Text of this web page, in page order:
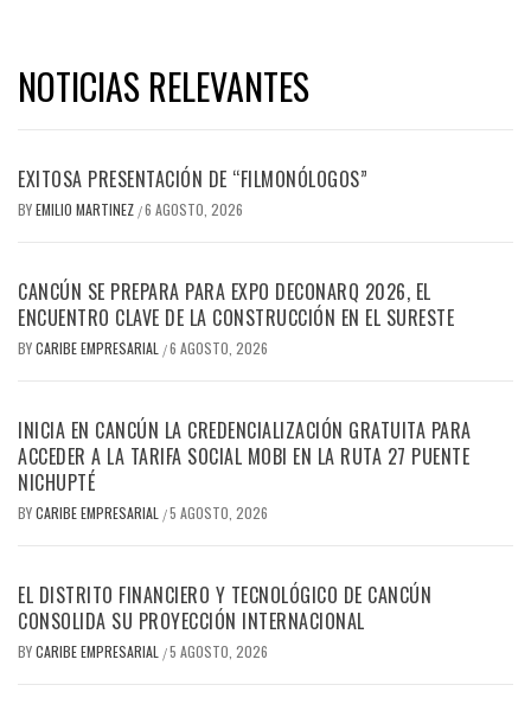
NOTICIAS RELEVANTES
EXITOSA PRESENTACIÓN DE “FILMONÓLOGOS”
BYEMILIO MARTINEZ /6 AGOSTO, 2026
CANCÚN SE PREPARA PARA EXPO DECONARQ 2026, EL
ENCUENTRO CLAVE DE LA CONSTRUCCIÓN EN EL SURESTE
BYCARIBE EMPRESARIAL /6 AGOSTO, 2026
INICIA EN CANCÚN LA CREDENCIALIZACIÓN GRATUITA PARA
ACCEDER A LA TARIFA SOCIAL MOBI EN LA RUTA 27 PUENTE
NICHUPTÉ
BYCARIBE EMPRESARIAL /5 AGOSTO, 2026
EL DISTRITO FINANCIERO Y TECNOLÓGICO DE CANCÚN
CONSOLIDA SU PROYECCIÓN INTERNACIONAL
BYCARIBE EMPRESARIAL /5 AGOSTO, 2026